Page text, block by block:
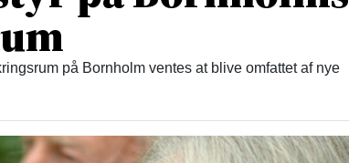
på Bornholm ventes at blive omfattet af nye